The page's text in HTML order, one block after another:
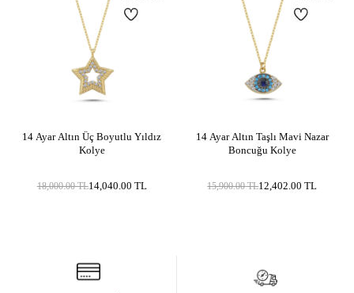
14 Ayar Altın Üç Boyutlu Yıldız
Kolye
18,000.00TL14,040.00 TL
14 Ayar Altın Taşlı Mavi Nazar
Boncuğu Kolye
15,900.00TL12,402.00 TL